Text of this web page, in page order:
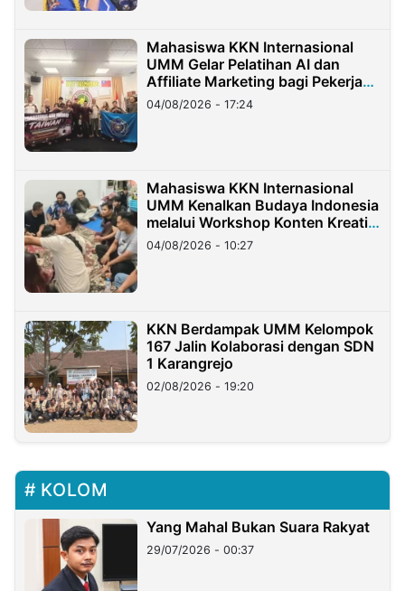
Mahasiswa KKN Internasional
UMM Gelar Pelatihan AI dan
Affiliate Marketing bagi Pekerja
Migran Indonesia di Taiwan
04/08/2026 - 17:24
Mahasiswa KKN Internasional
UMM Kenalkan Budaya Indonesia
melalui Workshop Konten Kreatif
di Taiwan
04/08/2026 - 10:27
KKN Berdampak UMM Kelompok
167 Jalin Kolaborasi dengan SDN
1 Karangrejo
02/08/2026 - 19:20
KOLOM
Yang Mahal Bukan Suara Rakyat
29/07/2026 - 00:37